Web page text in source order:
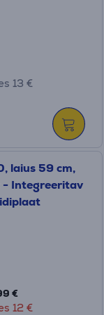
13 €
laius 59 cm,
Integreeritav
€
12 €